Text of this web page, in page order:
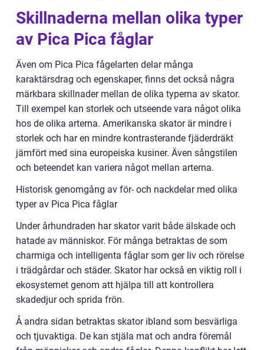
Skillnaderna mellan olika typer
av Pica Pica fåglar
Även om Pica Pica fågelarten delar många
karaktärsdrag och egenskaper, finns det också några
märkbara skillnader mellan de olika typerna av skator.
Till exempel kan storlek och utseende vara något olika
hos de olika arterna. Amerikanska skator är mindre i
storlek och har en mindre kontrasterande fjäderdräkt
jämfört med sina europeiska kusiner. Även sångstilen
och beteendet kan variera något mellan arterna.
Historisk genomgång av för- och nackdelar med olika
typer av Pica Pica fåglar
Under århundraden har skator varit både älskade och
hatade av människor. För många betraktas de som
charmiga och intelligenta fåglar som ger liv och rörelse
i trädgårdar och städer. Skator har också en viktig roll i
ekosystemet genom att hjälpa till att kontrollera
skadedjur och sprida frön.
Å andra sidan betraktas skator ibland som besvärliga
och tjuvaktiga. De kan stjäla mat och andra föremål